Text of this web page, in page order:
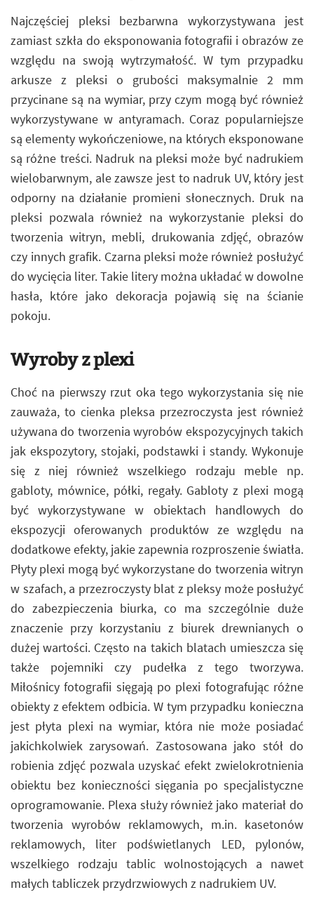
Najczęściej pleksi bezbarwna wykorzystywana jest
zamiast szkła do eksponowania fotografii i obrazów ze
względu na swoją wytrzymałość. W tym przypadku
arkusze z pleksi o grubości maksymalnie 2 mm
przycinane są na wymiar, przy czym mogą być również
wykorzystywane w antyramach. Coraz popularniejsze
są elementy wykończeniowe, na których eksponowane
są różne treści. Nadruk na pleksi może być nadrukiem
wielobarwnym, ale zawsze jest to nadruk UV, który jest
odporny na działanie promieni słonecznych. Druk na
pleksi pozwala również na wykorzystanie pleksi do
tworzenia witryn, mebli, drukowania zdjęć, obrazów
czy innych grafik. Czarna pleksi może również posłużyć
do wycięcia liter. Takie litery można układać w dowolne
hasła, które jako dekoracja pojawią się na ścianie
pokoju.
Wyroby z plexi
Choć na pierwszy rzut oka tego wykorzystania się nie
zauważa, to cienka pleksa przezroczysta jest również
używana do tworzenia wyrobów ekspozycyjnych takich
jak ekspozytory, stojaki, podstawki i standy. Wykonuje
się z niej również wszelkiego rodzaju meble np.
gabloty, mównice, półki, regały. Gabloty z plexi mogą
być wykorzystywane w obiektach handlowych do
ekspozycji oferowanych produktów ze względu na
dodatkowe efekty, jakie zapewnia rozproszenie światła.
Płyty plexi mogą być wykorzystane do tworzenia witryn
w szafach, a przezroczysty blat z pleksy może posłużyć
do zabezpieczenia biurka, co ma szczególnie duże
znaczenie przy korzystaniu z biurek drewnianych o
dużej wartości. Często na takich blatach umieszcza się
także pojemniki czy pudełka z tego tworzywa.
Miłośnicy fotografii sięgają po plexi fotografując różne
obiekty z efektem odbicia. W tym przypadku konieczna
jest płyta plexi na wymiar, która nie może posiadać
jakichkolwiek zarysowań. Zastosowana jako stół do
robienia zdjęć pozwala uzyskać efekt zwielokrotnienia
obiektu bez konieczności sięgania po specjalistyczne
oprogramowanie. Plexa służy również jako materiał do
tworzenia wyrobów reklamowych, m.in. kasetonów
reklamowych, liter podświetlanych LED, pylonów,
wszelkiego rodzaju tablic wolnostojących a nawet
małych tabliczek przydrzwiowych z nadrukiem UV.